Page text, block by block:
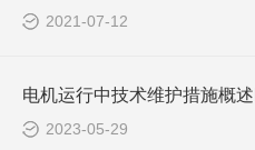
2021-07-12
2023-05-29